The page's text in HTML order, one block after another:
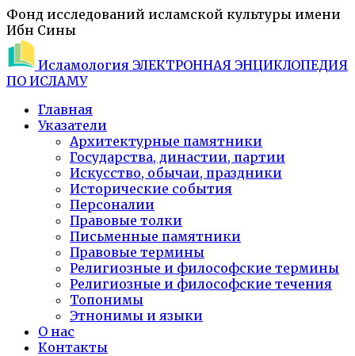
Фонд исследований исламской культуры имени
Ибн Сины
Исламология ЭЛЕКТРОННАЯ ЭНЦИКЛОПЕДИЯ
ПО ИСЛАМУ
Главная
Указатели
Архитектурные памятники
Государства, династии, партии
Искусство, обычаи, праздники
Исторические события
Персоналии
Правовые толки
Письменные памятники
Правовые термины
Религиозные и философские термины
Религиозные и философские течения
Топонимы
Этнонимы и языки
О нас
Контакты